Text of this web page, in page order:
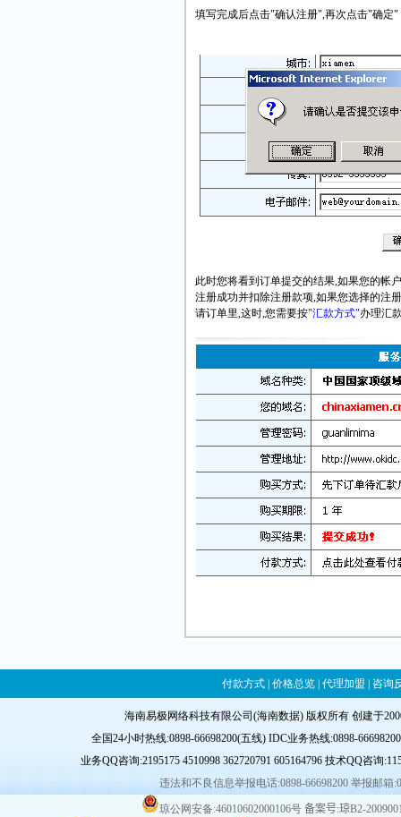
填写完成后点击"确认注册",再次点击"确定"
此时您将看到订单提交的结果,如果您的帐
注册成功并扣除注册款项,如果您选择的注
请订单里,这时,您需要按"汇款方式"办理汇
付款方式 价格总览 代理加盟 咨询
海南易极网络科技有限公司(海南数据) 版权所有 创建于
全国24小时热线:0898-66698200(五线) IDC业务热线:0898-
业务QQ咨询:2195175 4510998 362720791 605164796 技术QQ咨询:
违法和不良信息举报电话:0898-66698200 举报邮箱
琼公网安备:46010602000106号 备案号:琼B2-